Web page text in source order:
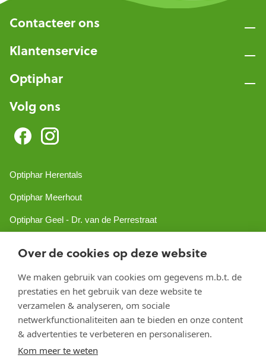
Over de cookies op deze website
We maken gebruik van cookies om gegevens m.b.t. de
prestaties en het gebruik van deze website te
verzamelen & analyseren, om sociale
netwerkfunctionaliteiten aan te bieden en onze content
& advertenties te verbeteren en personaliseren.
Kom meer te weten
Contacteer ons
Klantenservice
Optiphar
Volg ons
Optiphar Herentals
Optiphar Meerhout
Optiphar Geel - Dr. van de Perrestraat
Optiphar Mol
Copyright 2026 optiphar.com. Alle rechten voorbehouden